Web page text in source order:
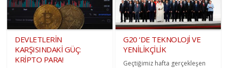
DEVLETLERİN
KARŞISINDAKİ GÜÇ:
KRİPTO PARA!
G20 ‘DE TEKNOLOJİ VE
YENİLİKÇİLİK
Geçtiğimiz hafta gerçekleşen